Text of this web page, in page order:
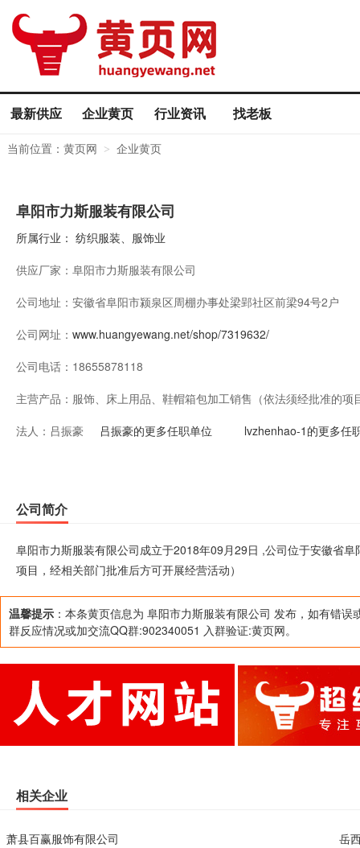
最新供应 企业黄页 行业资讯 找老板
当前位置： 黄页网 > 企业黄页
阜阳市力斯服装有限公司
所属行业： 纺织服装、服饰业
供应厂家： 阜阳市力斯服装有限公司
公司地址： 安徽省阜阳市颍泉区周棚办事处梁郢社区前梁94号2户
公司网址： www.huangyewang.net/shop/7319632/
公司电话： 18655878118
主营产品： 服饰、床上用品、鞋帽箱包加工销售（依法须经批准的
活动）
法人： 吕振豪 吕振豪的更多任职单位 lvzhenhao-1的更多任
公司简介
阜阳市力斯服装有限公司成立于2018年09月29日 ,公司位于安徽省
项目，经相关部门批准后方可开展经营活动）
温馨提示 ：本条黄页信息为 阜阳市力斯服装有限公司 发布，如有错误
群反应情况或加交流QQ群:902340051 入群验证:黄页网。
相关企业
萧县百赢服饰有限公司
岳